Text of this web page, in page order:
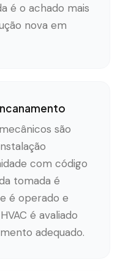
é o achado mais
nova em
são
com código
tomada é
é operado e
é avaliado
adequado.